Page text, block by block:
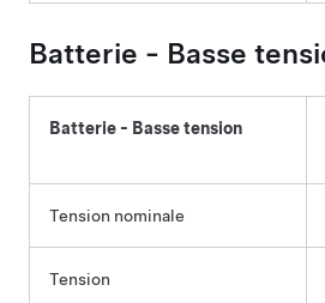
Batterie - Basse
Batterie - Basse tension
Tension nominale
Tension